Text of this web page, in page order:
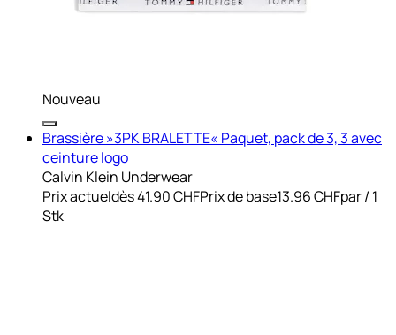
Nouveau
Brassière »3PK BRALETTE« Paquet, pack de 3, 3 avec
ceinture logo
Calvin Klein Underwear
Prix actueldès41.90 CHFPrix de base13.96 CHFpar/ 1
Stk